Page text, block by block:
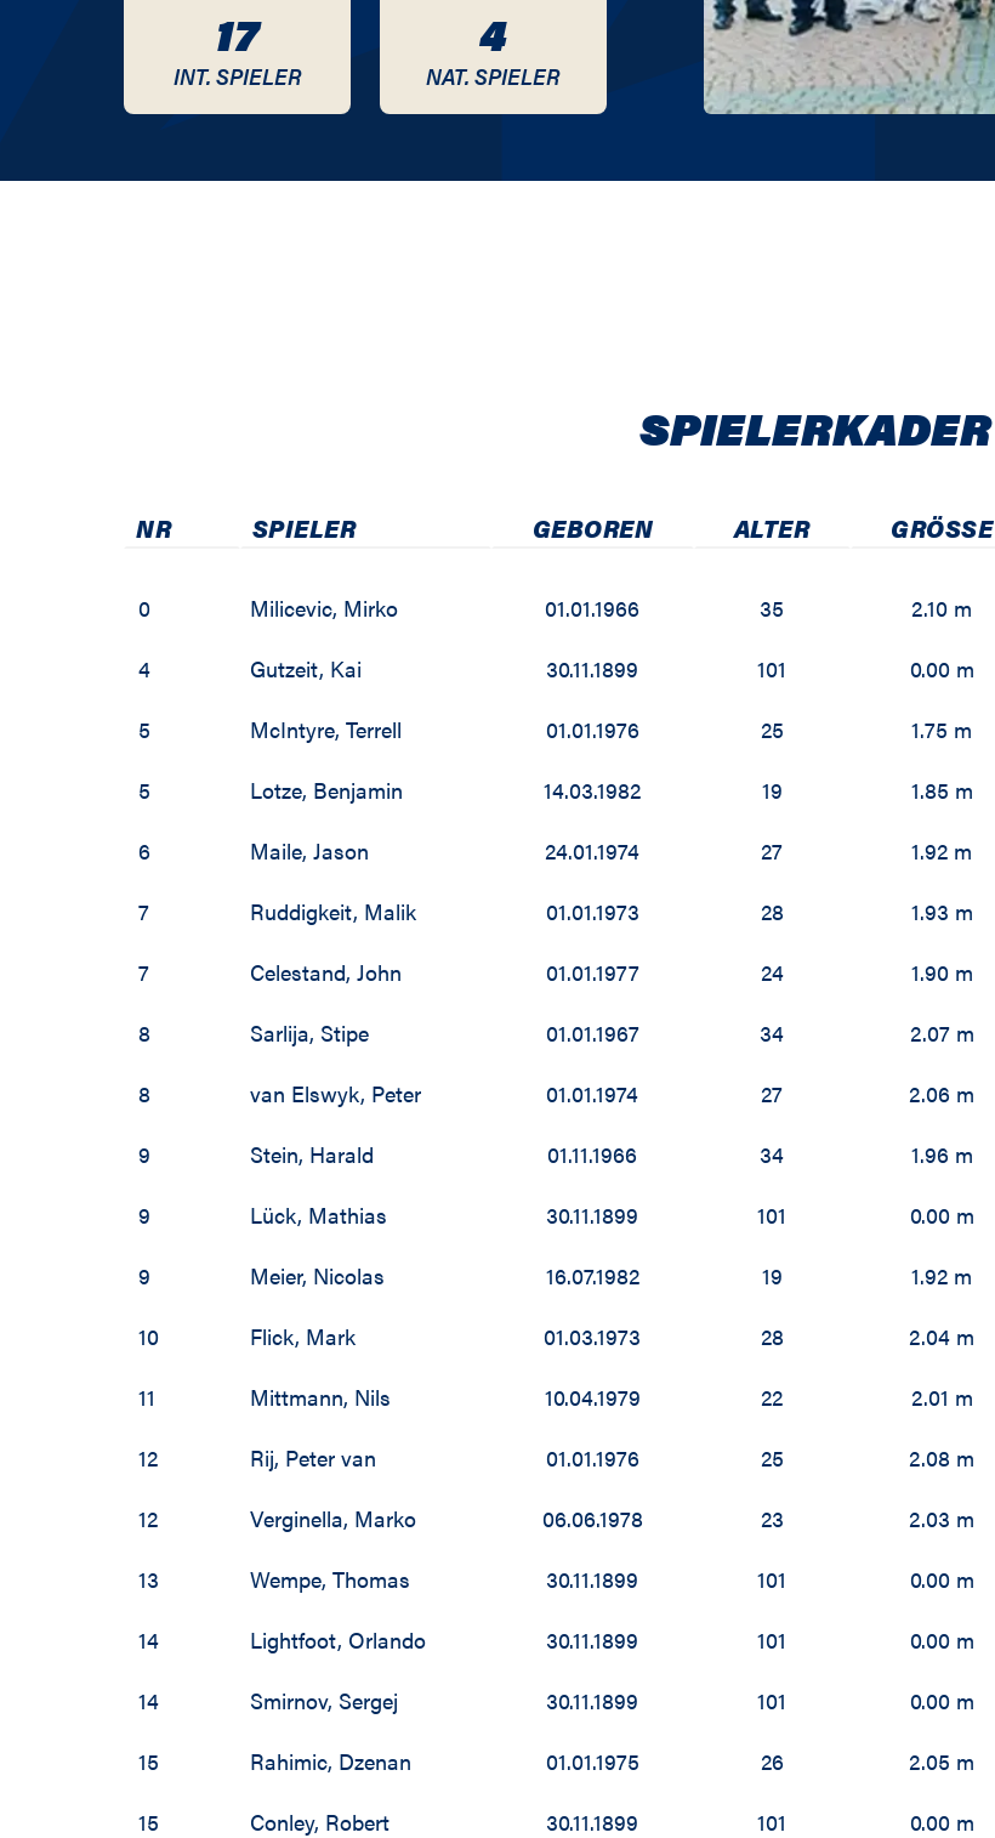
2013 / 2014
2004 / 2005
2003 / 2004
2002 / 2003
2001 / 2002
2000 / 2001
1999 / 2000
1998 / 1999
1997 / 1998
1996 / 1997
1995 / 1996
17
INT. SPIELER
4
NAT. SPIELER
SPIELER­KADER
NR SPIELER GEBOREN ALTER GRÖSSE
0 Milicevic, Mirko 01.01.1966 35 2.10 m
4
Gutzeit, Kai 30.11.1899 101 0.00 m
5
McIntyre, Terrell 01.01.1976 25 1.75 m
5
Lotze, Benjamin 14.03.1982 19 1.85 m
6
Maile, Jason 24.01.1974 27 1.92 m
7
Ruddigkeit, Malik 01.01.1973 28 1.93 m
7
Celestand, John 01.01.1977 24 1.90 m
8
Sarlija, Stipe 01.01.1967 34 2.07 m
8
van Elswyk, Peter 01.01.1974 27 2.06 m
9
Stein, Harald 01.11.1966 34 1.96 m
9
Lück, Mathias 30.11.1899 101 0.00 m
9
Meier, Nicolas 16.07.1982 19 1.92 m
10
Flick, Mark 01.03.1973 28 2.04 m
11
Mittmann, Nils 10.04.1979 22 2.01 m
12
Rij, Peter van 01.01.1976 25 2.08 m
12
Verginella, Marko 06.06.1978 23 2.03 m
13
Wempe, Thomas 30.11.1899 101 0.00 m
14
Lightfoot, Orlando 30.11.1899 101 0.00 m
14
Smirnov, Sergej 30.11.1899 101 0.00 m
15
Rahimic, Dzenan 01.01.1975 26 2.05 m
15
Conley, Robert 30.11.1899 101 0.00 m